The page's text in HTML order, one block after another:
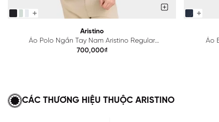
Aristino
Áo Polo Ngắn Tay Nam Aristino Regular
APS615EDP01
700,000₫
Áo
CÁC THƯƠNG HIỆU THUỘC ARISTINO